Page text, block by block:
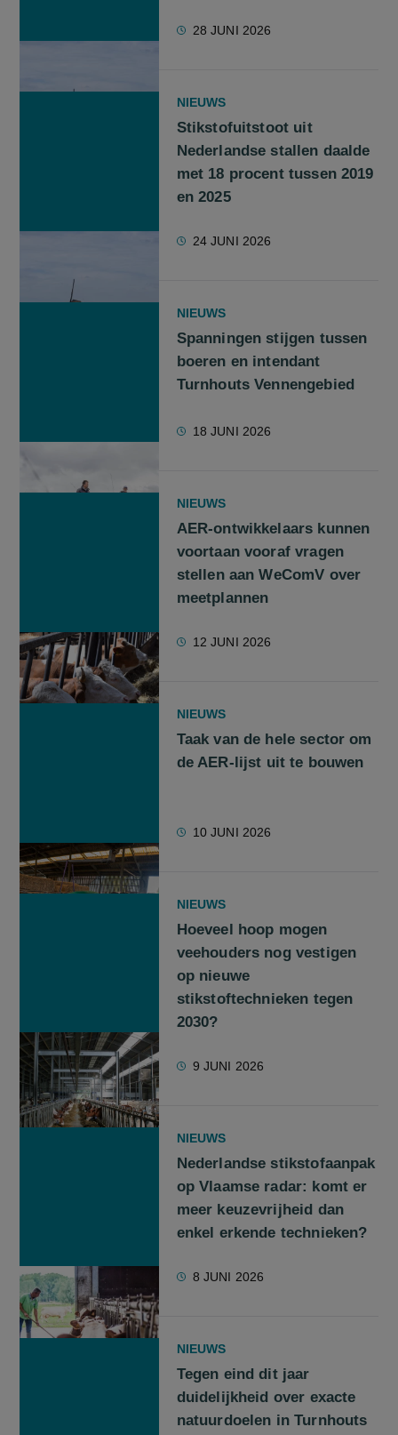
28 JUNI 2026
NIEUWS
Stikstofuitstoot uit
Nederlandse stallen daalde
met 18 procent tussen 2019
en 2025
24 JUNI 2026
NIEUWS
Spanningen stijgen tussen
boeren en intendant
Turnhouts Vennengebied
18 JUNI 2026
NIEUWS
AER-ontwikkelaars kunnen
voortaan vooraf vragen
stellen aan WeComV over
meetplannen
12 JUNI 2026
NIEUWS
Taak van de hele sector om
de AER-lijst uit te bouwen
10 JUNI 2026
NIEUWS
Hoeveel hoop mogen
veehouders nog vestigen
op nieuwe
stikstoftechnieken tegen
2030?
9 JUNI 2026
NIEUWS
Nederlandse stikstofaanpak
op Vlaamse radar: komt er
meer keuzevrijheid dan
enkel erkende technieken?
8 JUNI 2026
NIEUWS
Tegen eind dit jaar
duidelijkheid over exacte
natuurdoelen in Turnhouts